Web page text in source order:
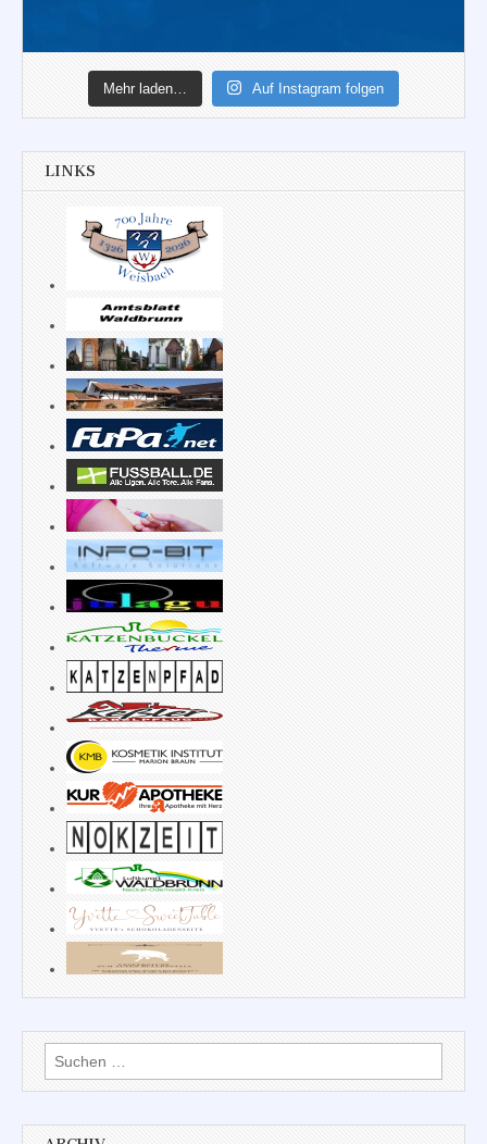
Mehr laden… Auf Instagram folgen
LINKS
Suchen
nach: